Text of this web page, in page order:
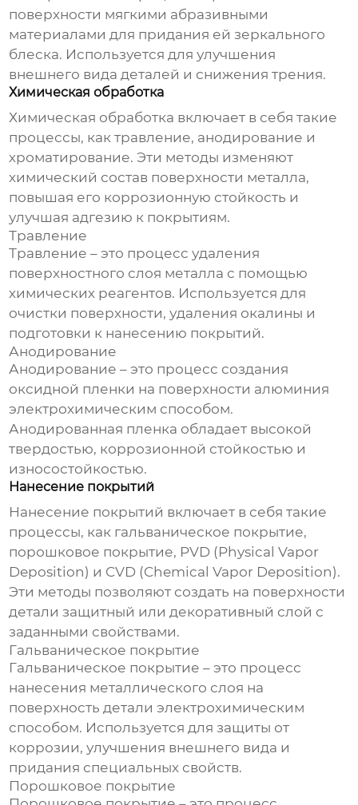
поверхности мягкими абразивными
материалами для придания ей зеркального
блеска. Используется для улучшения
внешнего вида деталей и снижения трения.
Химическая обработка
Химическая обработка включает в себя такие
процессы, как травление, анодирование и
хроматирование. Эти методы изменяют
химический состав поверхности металла,
повышая его коррозионную стойкость и
улучшая адгезию к покрытиям.
Травление
Травление – это процесс удаления
поверхностного слоя металла с помощью
химических реагентов. Используется для
очистки поверхности, удаления окалины и
подготовки к нанесению покрытий.
Анодирование
Анодирование – это процесс создания
оксидной пленки на поверхности алюминия
электрохимическим способом.
Анодированная пленка обладает высокой
твердостью, коррозионной стойкостью и
износостойкостью.
Нанесение покрытий
Нанесение покрытий включает в себя такие
процессы, как гальваническое покрытие,
порошковое покрытие, PVD (Physical Vapor
Deposition) и CVD (Chemical Vapor Deposition).
Эти методы позволяют создать на поверхности
детали защитный или декоративный слой с
заданными свойствами.
Гальваническое покрытие
Гальваническое покрытие – это процесс
нанесения металлического слоя на
поверхность детали электрохимическим
способом. Используется для защиты от
коррозии, улучшения внешнего вида и
придания специальных свойств.
Порошковое покрытие